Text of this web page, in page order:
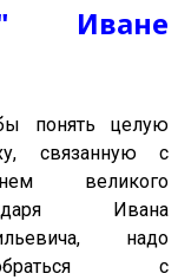
Иване
понять целую
связанную с
великого
Ивана
надо
с